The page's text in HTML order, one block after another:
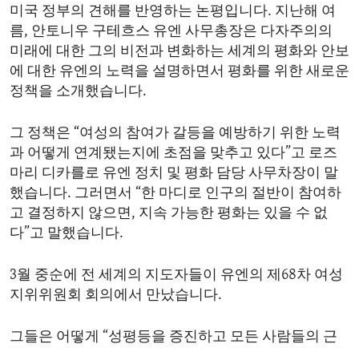
Navigation
Skip
to
Search
AFRICA
AMERICAS
ASIA
EUROPE
MIDDLE EAST
TOPICS
HUMAN RIGHTS
SECURITY AND DEFENSE
AID AND DEVELOPMENT
DEMOCRACY AND GOVERNANCE
ECONOMY AND TRADE
ENVIRONMENT AND HEALTH
IDEALS AND INSTITUTIONS
ARCHIVE
ABOUT US
미국 정부의 견해를 반영하는 논평입니다. 지난해 여
름, 안토니우 구테흐스 유엔 사무총장은 다자주의의
미래에 대한 그의 비전과 변화하는 세계의 평화와 안보
에 대한 유엔의 노력을 설명하면서 평화를 위한 새로운
정책을 소개했습니다.
그 정책은 “여성의 참여가 갈등을 예방하기 위한 노력
과 어떻게 연계됐는지에 초점을 맞추고 있다”고 로즈
마리 디카를로 유엔 정치 및 평화 담당 사무차장이 말
했습니다. 그러면서 “한 마디로 인구의 절반이 참여하
고 결정하지 않으면, 지속 가능한 평화는 있을 수 없
다”고 말했습니다.
3월 중순에 전 세계의 지도자들이 유엔의 제68차 여성
지위위원회 회의에서 만났습니다.
그들은 어떻게 “성평등을 증진하고 모든 사람들의 근